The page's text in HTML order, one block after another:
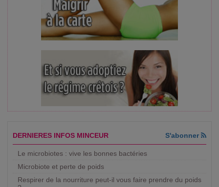
DERNIERES INFOS MINCEUR S'abonner
Le microbiotes : vive les bonnes bactéries
Microbiote et perte de poids
Respirer de la nourriture peut-il vous faire prendre du poids